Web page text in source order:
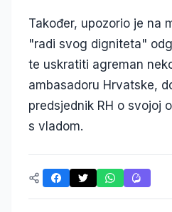
Također, upozorio je na
"radi svog digniteta"
te uskratiti agreman
ambasadoru Hrvatske,
predsjednik RH o svojoj
s vladom.